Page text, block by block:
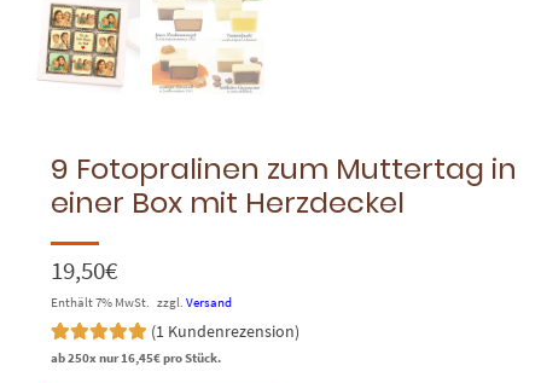
9 Fotopralinen zum Muttertag in
einer Box mit Herzdeckel
19,50€
Enthält 7% MwSt. zzgl.Versand
Bewertet mit
1
(1Kundenrezension)
ab 250x nur16,45€pro Stück.